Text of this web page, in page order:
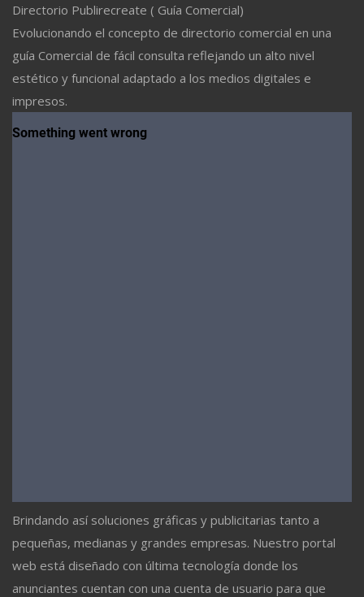
Directorio Publirecreate ( Guía Comercial)
Evolucionando el concepto de directorio comercial en una
guía Comercial de fácil consulta reflejando un alto nivel
estético y funcional adaptado a los medios digitales e
impresos.
Brindando así soluciones gráficas y publicitarias tanto a
pequeñas, medianas y grandes empresas. Nuestro portal
web está diseñado con última tecnología donde los
anunciantes cuentan con una cuenta de usuario para que